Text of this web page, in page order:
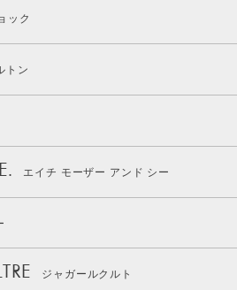
ック
トン
エイチ モーザー アンド シー
ジャガールクルト